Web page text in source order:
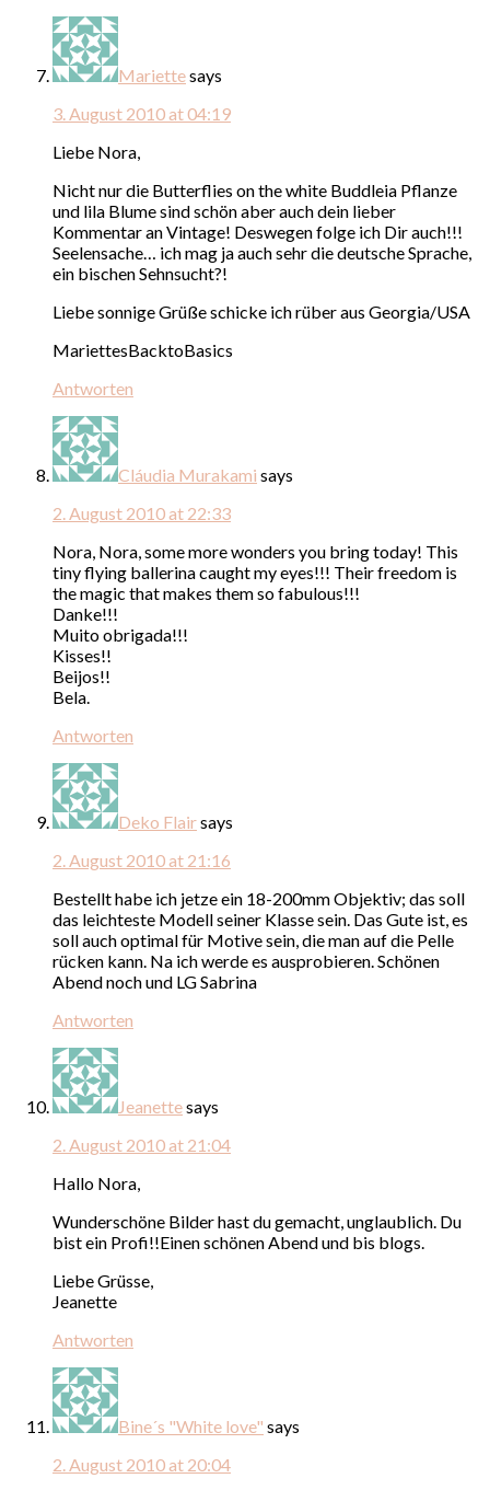
Mariettesays
3. August 2010 at 04:19
Liebe Nora,
Nicht nur die Butterflies on the white Buddleia Pflanze
und lila Blume sind schön aber auch dein lieber
Kommentar an Vintage! Deswegen folge ich Dir auch!!!
Seelensache… ich mag ja auch sehr die deutsche Sprache,
ein bischen Sehnsucht?!
Liebe sonnige Grüße schicke ich rüber aus Georgia/USA
MariettesBacktoBasics
Antworten
Cláudia Murakami says
2. August 2010 at 22:33
Nora, Nora, some more wonders you bring today! This
tiny flying ballerina caught my eyes!!! Their freedom is
the magic that makes them so fabulous!!!
Danke!!!
Muito obrigada!!!
Kisses!!
Beijos!!
Bela.
Antworten
Deko Flairsays
2. August 2010 at 21:16
Bestellt habe ich jetze ein 18-200mm Objektiv; das soll
das leichteste Modell seiner Klasse sein. Das Gute ist, es
soll auch optimal für Motive sein, die man auf die Pelle
rücken kann. Na ich werde es ausprobieren. Schönen
Abend noch und LG Sabrina
Antworten
Jeanettesays
2. August 2010 at 21:04
Hallo Nora,
Wunderschöne Bilder hast du gemacht, unglaublich. Du
bist ein Profi!!Einen schönen Abend und bis blogs.
Liebe Grüsse,
Jeanette
Antworten
Bine´s "White love" says
2. August 2010 at 20:04